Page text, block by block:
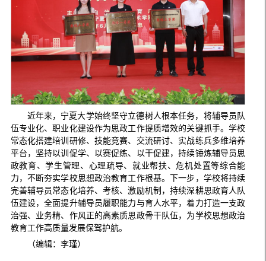
近年来，宁夏大学始终坚守立德树人根本任务，将辅导员队
伍专业化、职业化建设作为思政工作提质增效的关键抓手。学校
常态化搭建培训研修、技能竞赛、交流研讨、实战练兵多维培养
平台，坚持以训促学、以赛促练、以干促建，持续锤炼辅导员思
政教育、学生管理、心理疏导、就业帮扶、危机处置等综合能
力，不断夯实学校思想政治教育工作根基。下一步，学校将持续
完善辅导员常态化培养、考核、激励机制，持续深耕思政育人队
伍建设，全面提升辅导员履职能力与育人水平，着力打造一支政
治强、业务精、作风正的高素质思政骨干队伍，为学校思想政治
教育工作高质量发展保驾护航。
（编辑：李瑾）